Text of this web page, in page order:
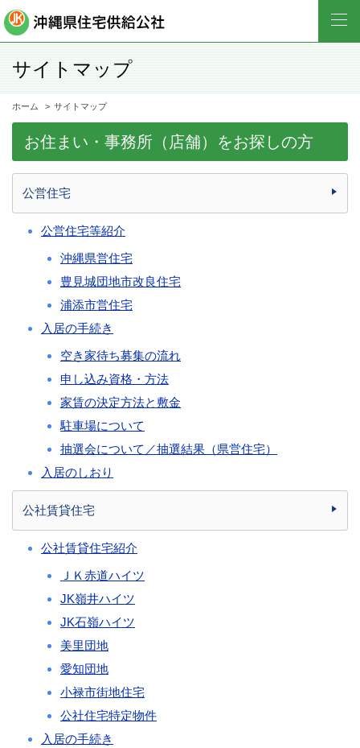
サイトマップ
ホーム サイトマップ
お住まい・事務所（店舗）をお探しの方
公営住宅
公営住宅等紹介
沖縄県営住宅
豊見城団地市改良住宅
浦添市営住宅
入居の手続き
空き家待ち募集の流れ
申し込み資格・方法
家賃の決定方法と敷金
駐車場について
抽選会について／抽選結果（県営住宅）
入居のしおり
公社賃貸住宅
公社賃貸住宅紹介
ＪＫ赤道ハイツ
JK嶺井ハイツ
JK石嶺ハイツ
美里団地
愛知団地
小禄市街地住宅
公社住宅特定物件
入居の手続き